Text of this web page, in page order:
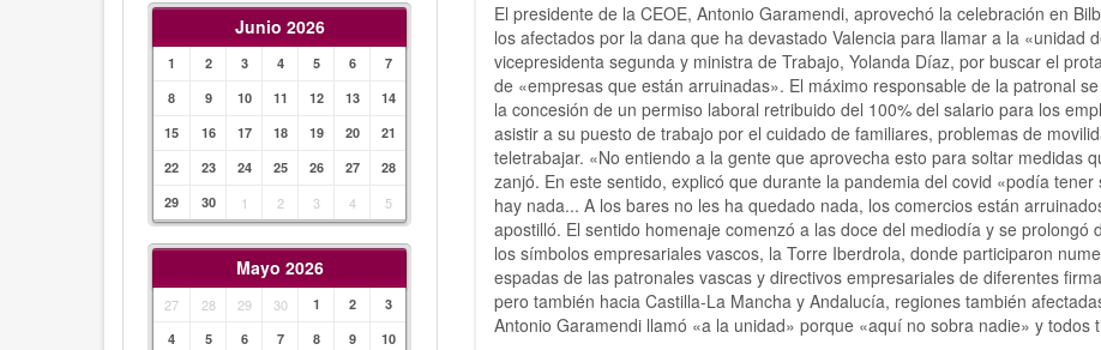
Junio 2026
1 2 3 4 5 6
7
8
9 10 11 12 13
14
15
16 17 18 19 20
21
22
23 24 25 26 27
28
29
30 1 2 3 4 5
Mayo 2026
27 28 29 30 1 2
3
4
5 6 7 8 9
10
El presidente de la CEOE, Antonio Garamendi, aprovechó la celebración en
los afectados por la dana que ha devastado Valencia para llamar a la «unidad
vicepresidenta segunda y ministra de Trabajo, Yolanda Díaz, por buscar el
de «empresas que están arruinadas». El máximo responsable de la patronal
la concesión de un permiso laboral retribuido del 100% del salario para los
asistir a su puesto de trabajo por el cuidado de familiares, problemas de
teletrabajar. «No entiendo a la gente que aprovecha esto para soltar medidas
zanjó. En este sentido, explicó que durante la pandemia del covid «podía
hay nada... A los bares no les ha quedado nada, los comercios están
apostilló. El sentido homenaje comenzó a las doce del mediodía y se
los símbolos empresariales vascos, la Torre Iberdrola, donde participaron
espadas de las patronales vascas y directivos empresariales de diferentes
pero también hacia Castilla-La Mancha y Andalucía, regiones también
Antonio Garamendi llamó «a la unidad» porque «aquí no sobra nadie» y todos